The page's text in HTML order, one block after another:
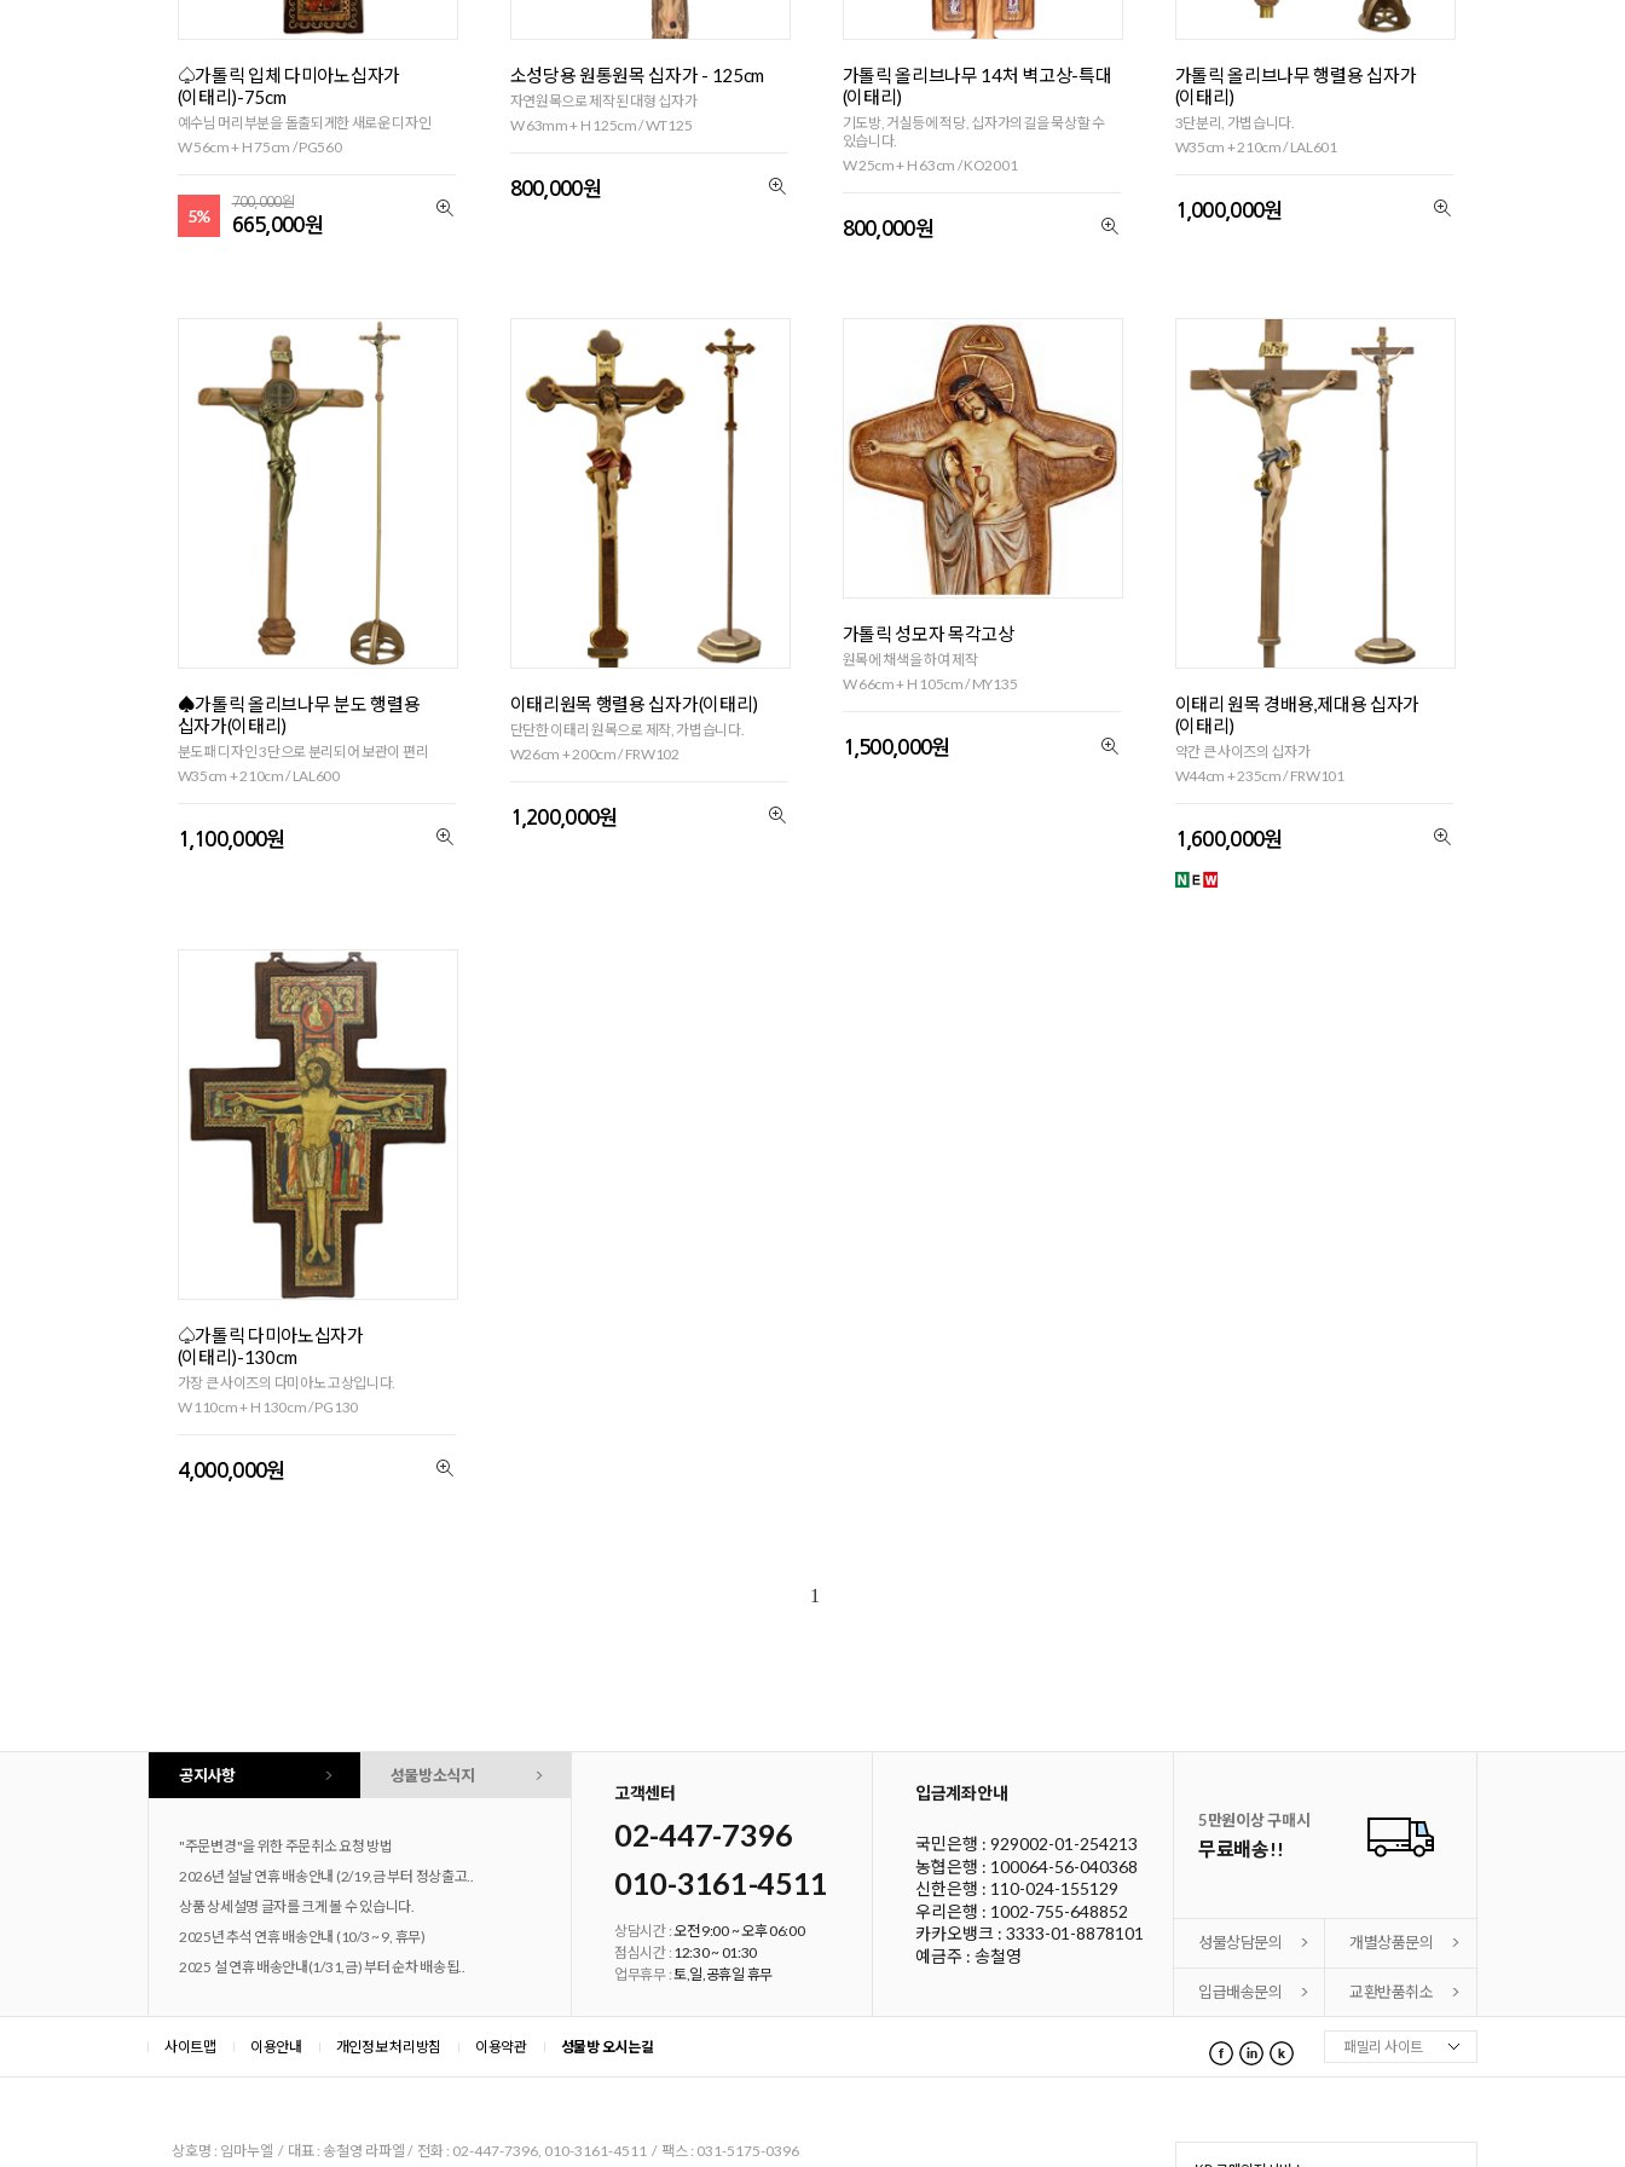
♤가톨릭 입체 다미아노십자가
(이태리)-75cm
예수님 머리부분을 돌출되게한 새로운 디자인
W 56cm + H 75cm / PG560
5%
700,000원
665,000원
소성당용 원통원목 십자가 - 125cm
자연원목으로 제작된 대형 십자가
W 63mm + H 125cm / WT125
800,000원
가톨릭 올리브나무 14처 벽고상-특대
(이태리)
기도방, 거실등에 적당, 십자가의길을 묵상할 수
있습니다.
W 25cm + H 63cm / KO2001
800,000원
가톨릭 올리브나무 행렬용 십자가
(이태리)
3단분리, 가볍습니다.
W35cm + 210cm / LAL601
1,000,000원
♠가톨릭 올리브나무 분도 행렬용
십자가(이태리)
분도패 디자인 3단으로 분리되어 보관이 편리
W35cm + 210cm / LAL600
1,100,000원
이태리원목 행렬용 십자가(이태리)
단단한 이태리 원목으로 제작, 가볍습니다.
W26cm + 200cm / FRW102
1,200,000원
가톨릭 성모자 목각고상
원목에 채색을 하여 제작
W 66cm + H 105cm / MY135
1,500,000원
이태리 원목 경배용,제대용 십자가
(이태리)
약간 큰 사이즈의 십자가
W44cm + 235cm / FRW101
1,600,000원
♤가톨릭 다미아노십자가
(이태리)-130cm
가장 큰 사이즈의 다미아노 고상입니다.
W 110cm + H 130cm / PG130
4,000,000원
1
공지사항 성물방소식지
"주문변경"을 위한 주문취소 요청 방법
2026년 설날 연휴 배송안내 (2/19,금 부터 정상출고..
상품 상세설명 글자를 크게 볼 수 있습니다.
2025년 추석 연휴 배송안내 (10/3 ~ 9, 휴무)
2025 설 연휴 배송안내(1/31,금) 부터 순차 배송됩..
고객센터
02-447-7396
010-3161-4511
상담시간 :오전 9:00 ~ 오후 06:00
점심시간 : 12:30 ~ 01:30
업무휴무 :토,일,공휴일 휴무
입금계좌안내
국민은행 : 929002-01-254213
농협은행 : 100064-56-040368
신한은행 : 110-024-155129
우리은행 : 1002-755-648852
카카오뱅크 : 3333-01-8878101
예금주 : 송철영
5만원이상 구매시
무료배송!!
성물상담문의 개별상품문의
입급배송문의 교환반품취소
사이트맵 이용안내 개인정보 처리방침 이용약관 성물방 오시는길 패밀리 사이트
상호명 : 임마누엘 / 대표 : 송철영 라파엘 / 전화 : 02-447-7396, 010-3161-4511 / 팩스 : 031-5175-0396